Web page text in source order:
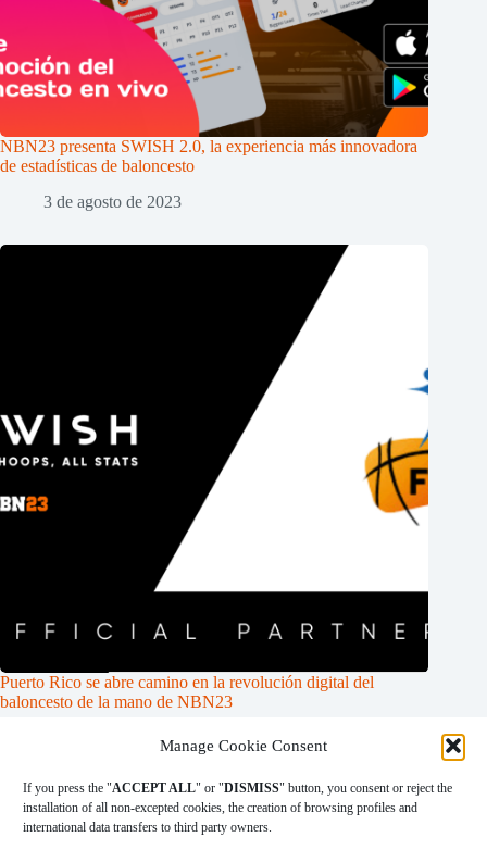
Manage Cookie Consent
If you press the "ACCEPT ALL" or "DISMISS" button, you consent or reject the
installation of all non-excepted cookies, the creation of browsing profiles and
international data transfers to third party owners.
NBN23 presenta SWISH 2.0, la experiencia más innovadora
de estadísticas de baloncesto
3 de agosto de 2023
Puerto Rico se abre camino en la revolución digital del
baloncesto de la mano de NBN23
23 de marzo de 2023